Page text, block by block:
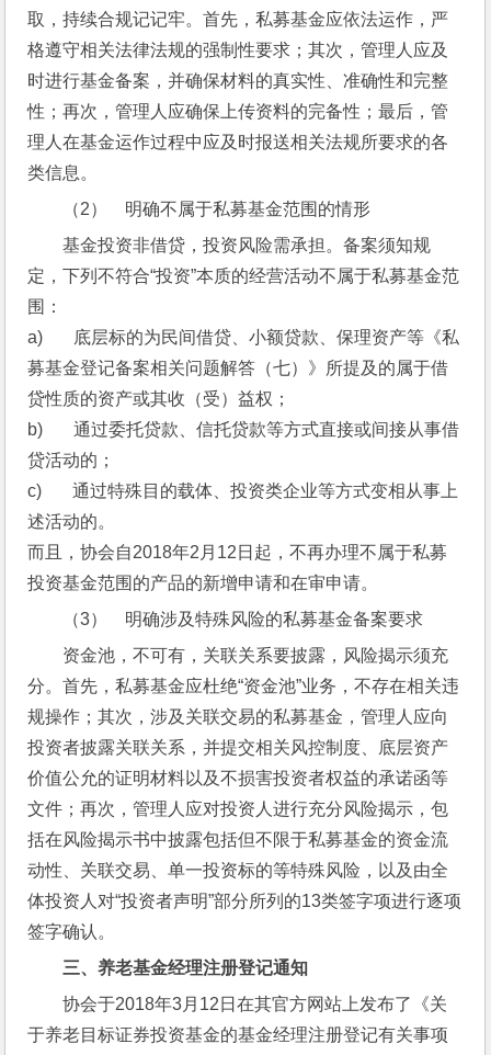
取，持续合规记记牢。首先，私募基金应依法运作，严
格遵守相关法律法规的强制性要求；其次，管理人应及
时进行基金备案，并确保材料的真实性、准确性和完整
性；再次，管理人应确保上传资料的完备性；最后，管
理人在基金运作过程中应及时报送相关法规所要求的各
类信息。
（2）    明确不属于私募基金范围的情形
基金投资非借贷，投资风险需承担。备案须知规
定，下列不符合“投资”本质的经营活动不属于私募基金范
围：
a)       底层标的为民间借贷、小额贷款、保理资产等《私
募基金登记备案相关问题解答（七）》所提及的属于借
贷性质的资产或其收（受）益权；
b)       通过委托贷款、信托贷款等方式直接或间接从事借
贷活动的；
c)       通过特殊目的载体、投资类企业等方式变相从事上
述活动的。
而且，协会自2018年2月12日起，不再办理不属于私募
投资基金范围的产品的新增申请和在审申请。
（3）    明确涉及特殊风险的私募基金备案要求
资金池，不可有，关联关系要披露，风险揭示须充
分。首先，私募基金应杜绝“资金池”业务，不存在相关违
规操作；其次，涉及关联交易的私募基金，管理人应向
投资者披露关联关系，并提交相关风控制度、底层资产
价值公允的证明材料以及不损害投资者权益的承诺函等
文件；再次，管理人应对投资人进行充分风险揭示，包
括在风险揭示书中披露包括但不限于私募基金的资金流
动性、关联交易、单一投资标的等特殊风险，以及由全
体投资人对“投资者声明”部分所列的13类签字项进行逐项
签字确认。
三、养老基金经理注册登记通知
协会于2018年3月12日在其官方网站上发布了《关
于养老目标证券投资基金的基金经理注册登记有关事项